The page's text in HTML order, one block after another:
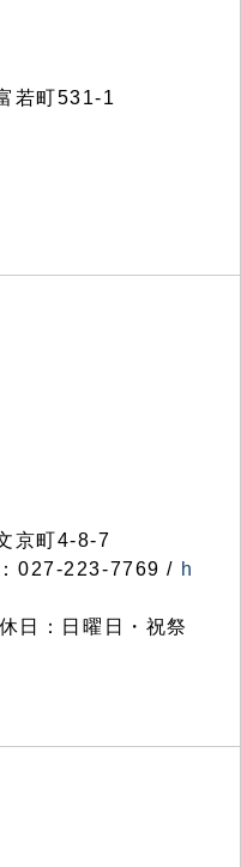
若町531-1
京町4-8-7
027-223-7769 / h
日：日曜日・祝祭